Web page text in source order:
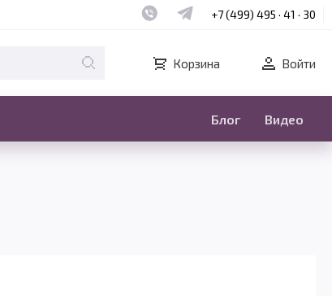
Наш whatsapp
Наш telegram
+7 (499) 495 · 41 · 30
Корзина Войти
Блог Видео